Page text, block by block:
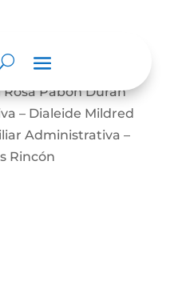
Notaría Tibu
Pabón Durán
– Dialeide Mildred
Administrativa –
Rincón